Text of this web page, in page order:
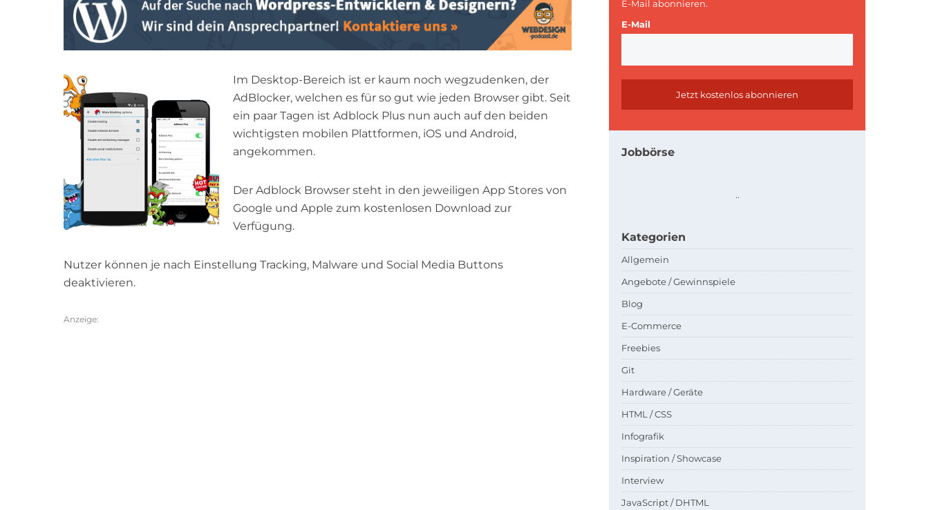
Im Desktop-Bereich ist er kaum noch wegzudenken, der
AdBlocker, welchen es für so gut wie jeden Browser gibt. Seit
ein paar Tagen ist Adblock Plus nun auch auf den beiden
wichtigsten mobilen Plattformen, iOS und Android,
angekommen.
Der Adblock Browser steht in den jeweiligen App Stores von
Google und Apple zum kostenlosen Download zur
Verfügung.
Nutzer können je nach Einstellung Tracking, Malware und Social Media Buttons
deaktivieren.
Anzeige:
E-Mail abonnieren.
E-Mail
Jobbörse
..
Kategorien
Allgemein
Angebote / Gewinnspiele
Blog
E-Commerce
Freebies
Git
Hardware / Geräte
HTML / CSS
Infografik
Inspiration / Showcase
Interview
JavaScript / DHTML